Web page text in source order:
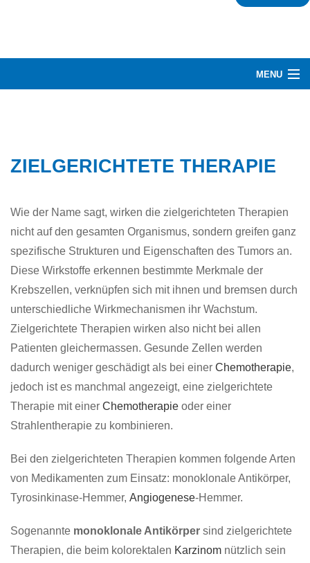
MENU
BEHANDLUNG
NETZWERK
ÜBER UNS
GLOSSAR
ZIELGERICHTETE THERAPIE
Wie der Name sagt, wirken die zielgerichteten Therapien
nicht auf den gesamten Organismus, sondern greifen ganz
spezifische Strukturen und Eigenschaften des Tumors an.
Diese Wirkstoffe erkennen bestimmte Merkmale der
Krebszellen, verknüpfen sich mit ihnen und bremsen durch
unterschiedliche Wirkmechanismen ihr Wachstum.
Zielgerichtete Therapien wirken also nicht bei allen
Patienten gleichermassen. Gesunde Zellen werden
dadurch weniger geschädigt als bei einer Chemotherapie,
jedoch ist es manchmal angezeigt, eine zielgerichtete
Therapie mit einer Chemotherapie oder einer
Strahlentherapie zu kombinieren.
Bei den zielgerichteten Therapien kommen folgende Arten
von Medikamenten zum Einsatz: monoklonale Antikörper,
Tyrosinkinase-Hemmer, Angiogenese-Hemmer.
Sogenannte monoklonale Antikörper sind zielgerichtete
Therapien, die beim kolorektalen Karzinom nützlich sein